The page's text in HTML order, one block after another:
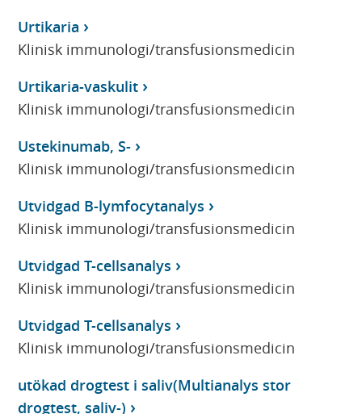
Urtikaria
Klinisk immunologi/transfusionsmedicin
Urtikaria-vaskulit
Klinisk immunologi/transfusionsmedicin
Ustekinumab, S-
Klinisk immunologi/transfusionsmedicin
Utvidgad B-lymfocytanalys
Klinisk immunologi/transfusionsmedicin
Utvidgad T-cellsanalys
Klinisk immunologi/transfusionsmedicin
Utvidgad T-cellsanalys
Klinisk immunologi/transfusionsmedicin
utökad drogtest i saliv(Multianalys stor
drogtest, saliv-)